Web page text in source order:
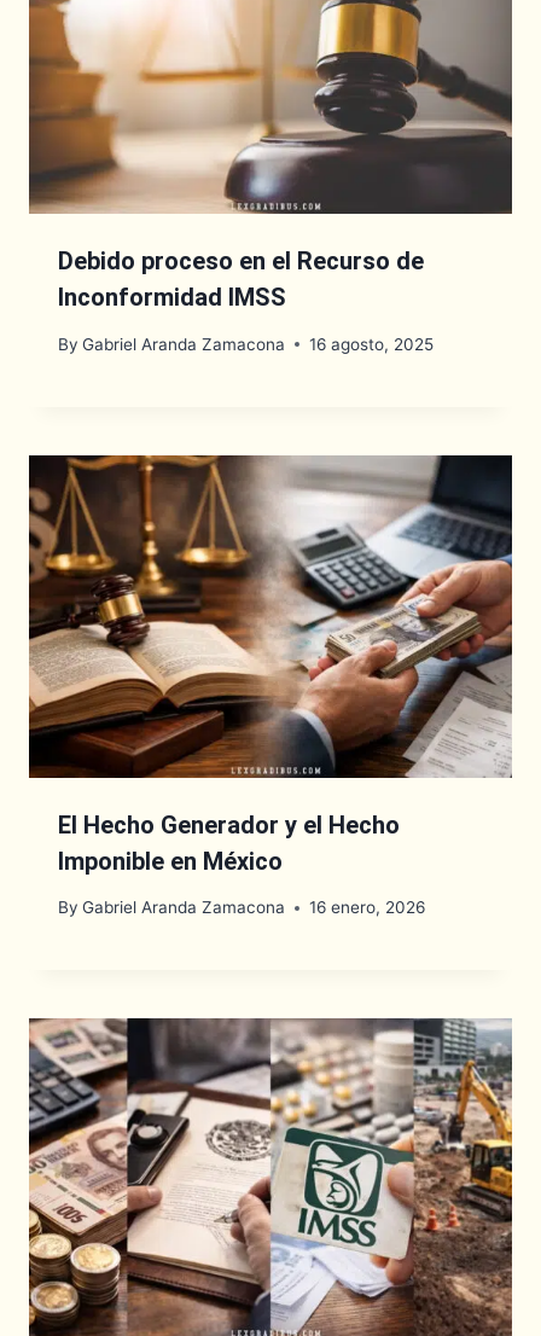
Debido proceso en el Recurso de
Inconformidad IMSS
By Gabriel Aranda Zamacona 16 agosto, 2025
El Hecho Generador y el Hecho
Imponible en México
By Gabriel Aranda Zamacona 16 enero, 2026